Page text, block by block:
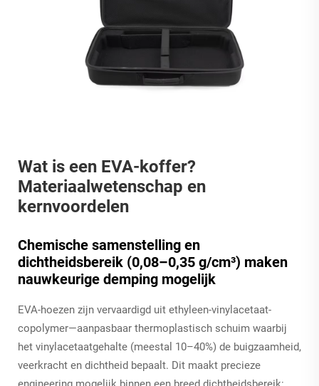
Wat is een EVA-koffer?
Materiaalwetenschap en
kernvoordelen
Chemische samenstelling en
dichtheidsbereik (0,08–0,35 g/cm³) maken
nauwkeurige demping mogelijk
EVA-hoezen zijn vervaardigd uit ethyleen-vinylacetaat-
copolymer—aanpasbaar thermoplastisch schuim waarbij
het vinylacetaatgehalte (meestal 10–40%) de buigzaamheid,
veerkracht en dichtheid bepaalt. Dit maakt precieze